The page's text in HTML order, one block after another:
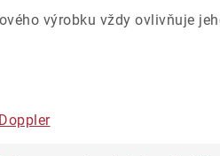
výrobku vždy ovlivňuje
Doppler